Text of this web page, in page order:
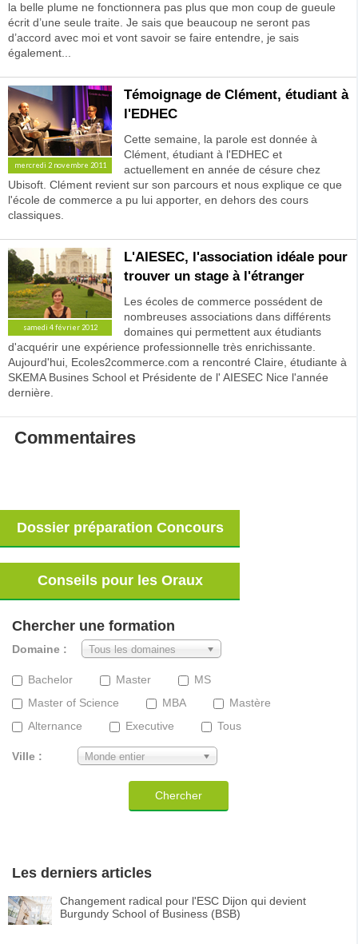
la belle plume ne fonctionnera pas plus que mon coup de gueule
écrit d’une seule traite. Je sais que beaucoup ne seront pas
d’accord avec moi et vont savoir se faire entendre, je sais
également...
mercredi 2 novembre 2011
Témoignage de Clément, étudiant à
l'EDHEC
Cette semaine, la parole est donnée à
Clément, étudiant à l'EDHEC et
actuellement en année de césure chez
Ubisoft. Clément revient sur son parcours et nous explique ce que
l'école de commerce a pu lui apporter, en dehors des cours
classiques.
samedi 4 février 2012
L'AIESEC, l'association idéale pour
trouver un stage à l'étranger
Les écoles de commerce possédent de
nombreuses associations dans différents
domaines qui permettent aux étudiants
d'acquérir une expérience professionnelle très enrichissante.
Aujourd'hui, Ecoles2commerce.com a rencontré Claire, étudiante à
SKEMA Busines School et Présidente de l' AIESEC Nice l'année
dernière.
Commentaires
Dossier préparation Concours
Conseils pour les Oraux
Chercher une formation
Domaine : Tous les domaines
Bachelor Master
MS
Master of Science
MBA
Mastère
Alternance
Executive Tous
Ville : Monde entier
Chercher
Les derniers articles
Changement radical pour l'ESC Dijon qui devient
Burgundy School of Business (BSB)